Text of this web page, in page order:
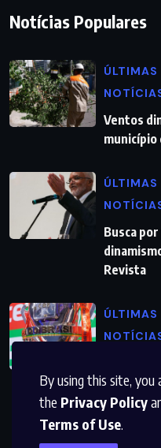
By using this site, you
the Privacy Policy
Terms of Use.
Notícias Populares
ÚLTIMAS
Ventos
município
ÚLTIMAS
Busca
Revista
ÚLTIMAS
Copa do